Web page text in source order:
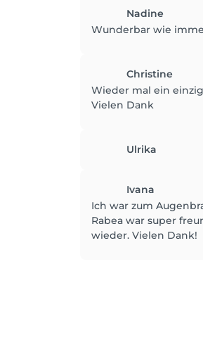
Nadine
Wunderbar wie
Christine
Wieder mal ein
Vielen Dank
Ulrika
Ivana
Ich war zum
Rabea war super
wieder. Vielen Dank!